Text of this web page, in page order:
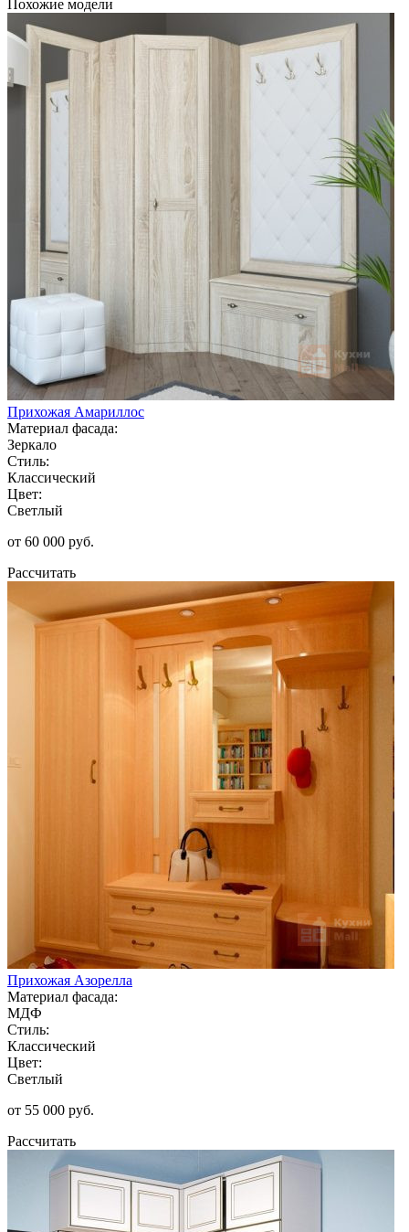
Похожие модели
Прихожая Амариллос
Материал фасада:
Зеркало
Стиль:
Классический
Цвет:
Светлый
от 60 000 руб.
Рассчитать
Прихожая Азорелла
Материал фасада:
МДФ
Стиль:
Классический
Цвет:
Светлый
от 55 000 руб.
Рассчитать